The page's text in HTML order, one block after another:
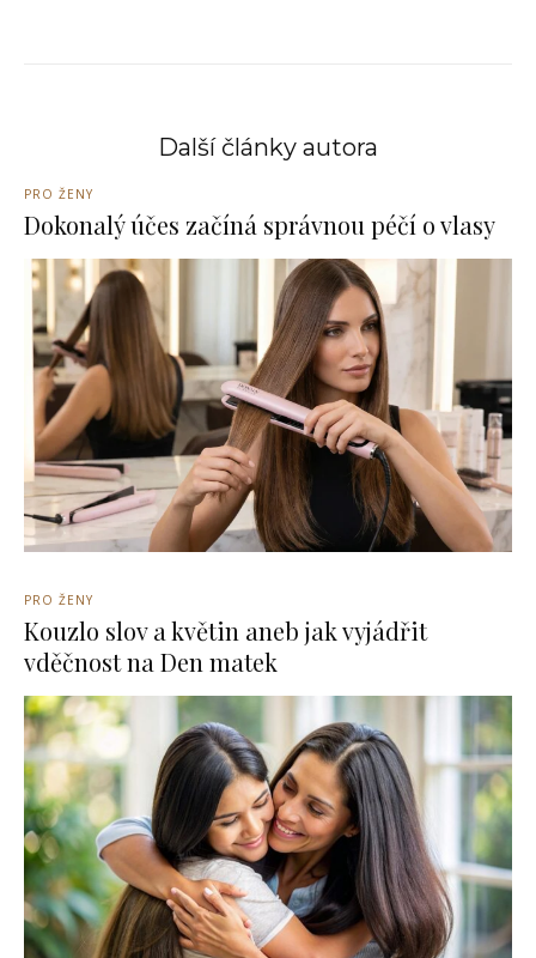
Další články autora
PRO ŽENY
Dokonalý účes začíná správnou péčí o vlasy
PRO ŽENY
Kouzlo slov a květin aneb jak vyjádřit
vděčnost na Den matek